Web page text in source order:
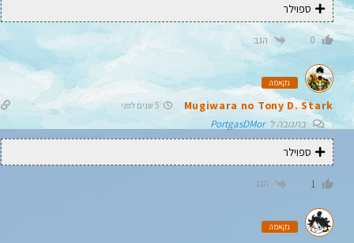
ספוילר
0 הגב
נקאמה
Mugiwara no Tony D. Stark 5 שנים לפני
בתגובה לPortgasDMor
ספוילר
1 הגב
נקאמה